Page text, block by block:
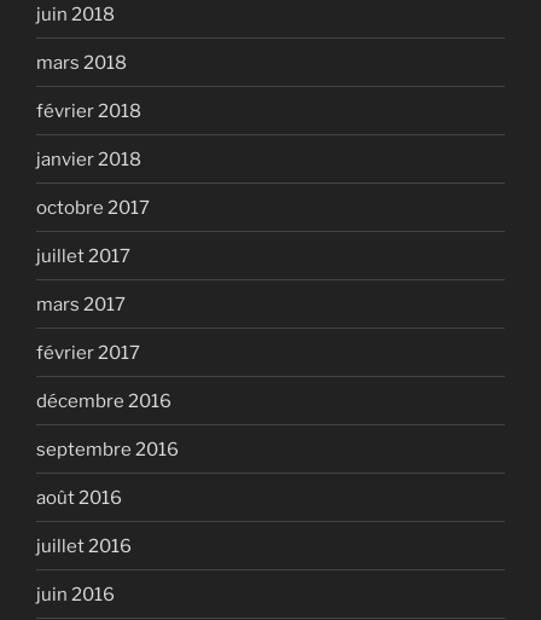
juin 2018
mars 2018
février 2018
janvier 2018
octobre 2017
juillet 2017
mars 2017
février 2017
décembre 2016
septembre 2016
août 2016
juillet 2016
juin 2016